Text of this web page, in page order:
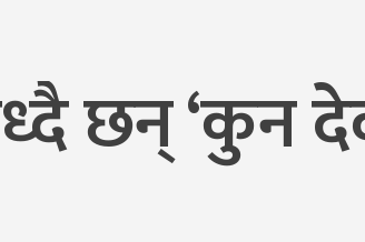
छन् ‘कुन